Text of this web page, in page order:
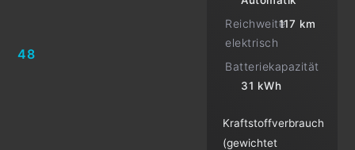
48
Reichweite
elektrisch
117 km
Batteriekapazität
31 kWh
Kraftstoffverbrauch
(gewichtet